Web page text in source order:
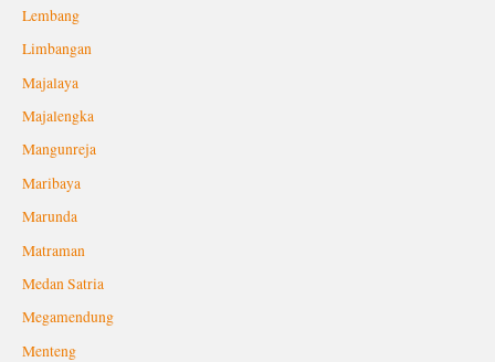
Lembang
Limbangan
Majalaya
Majalengka
Mangunreja
Maribaya
Marunda
Matraman
Medan Satria
Megamendung
Menteng